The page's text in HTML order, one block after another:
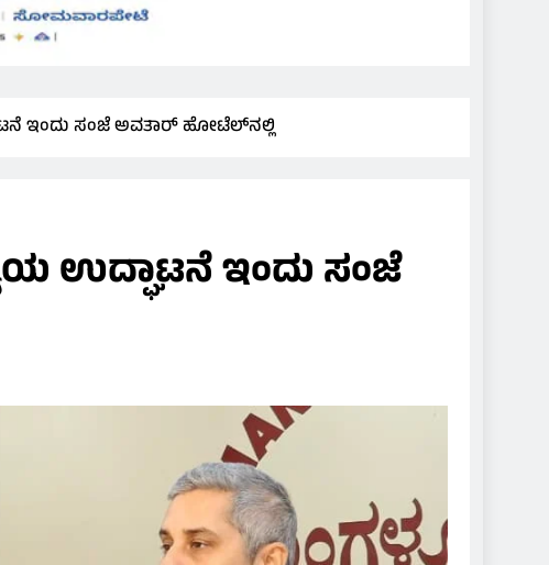
ಇಂದು ಸಂಜೆ ಅವತಾರ್ ಹೋಟೆಲ್‌ನಲ್ಲಿ
ಉದ್ಘಾಟನೆ ಇಂದು ಸಂಜೆ